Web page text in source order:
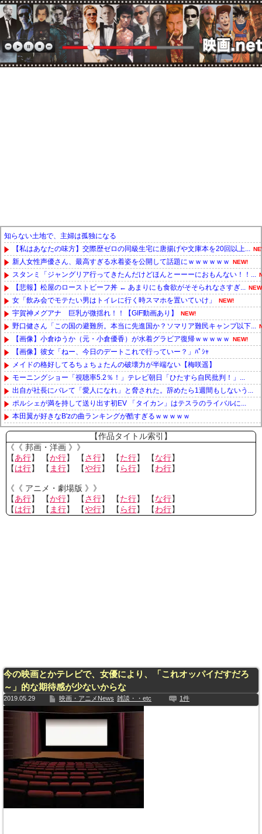
知らない土地で、主婦は孤独になる
【私はあなたの味方】交際歴ゼロの同級生宅に唐揚げや文庫本を20回以上...
新人女性声優さん、最高すぎる水着姿を公開して話題にｗｗｗｗｗｗ NEW!
スタンミ「ジャングリア行ってきたんだけどほんとーーーにおもんない！！...
【悲報】松屋のローストビーフ丼 ← あまりにも食欲がそそられなさすぎ...
女「飲み会でモテたい男はトイレに行く時スマホを置いていけ」 NEW!
宇賀神メグアナ 巨乳が微揺れ！！【GIF動画あり】 NEW!
野口健さん「この国の避難所。本当に先進国か？ソマリア難民キャンプ以下...
【画像】小倉ゆうか（元・小倉優香）が水着グラビア復帰ｗｗｗｗｗ NEW!
【画像】彼女「ねー、今日のデートこれで行っていー？」ﾊﾟｼｬ
メイドの格好してるちょちょたんの破壊力が半端ない【梅咲遥】
モーニングショー「視聴率5.2％！」テレビ朝日「ひたすら自民批判！」...
出自が社長にバレて「愛人になれ」と脅された。辞めたら1週間もしないう...
ポルシェが満を持して送り出す初EV 「タイカン」はテスラのライバルに...
本田翼が好きなB'zの曲ランキングが酷すぎるｗｗｗｗｗ
Powered by livedoor 相互RSS
【作品タイトル索引】
《《 邦画・洋画 》》
【あ行】 【か行】 【さ行】 【た行】 【な行】
【は行】 【 ま行】 【や行】 【 ら行】 【わ行】
《《 アニメ・劇場版 》》
【あ行】 【か行】 【さ行】 【た行】 【な行】
【は行】 【 ま行】 【や行】 【 ら行】 【わ行】
今の映画とかテレビで、女優により、「これオッパイだすだろ
～」的な期待感が少ないからな
2019.05.29 映画・アニメNews 雑談・・etc 1件